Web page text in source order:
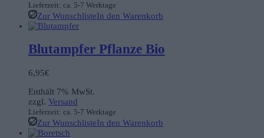
Lieferzeit: ca. 5-7 Werktage
Zur WunschlisteIn den Warenkorb
Blutampfer Pflanze Bio
6,95€
Enthält 7% MwSt.
zzgl. Versand
Lieferzeit: ca. 5-7 Werktage
Zur WunschlisteIn den Warenkorb